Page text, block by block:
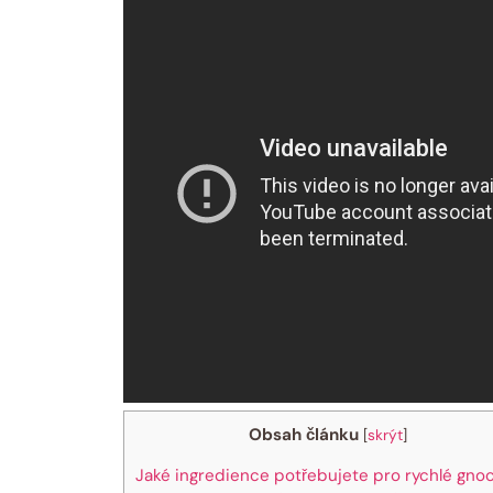
Obsah článku [skrýt]
Jaké ingredience potřebujete pro rychlé